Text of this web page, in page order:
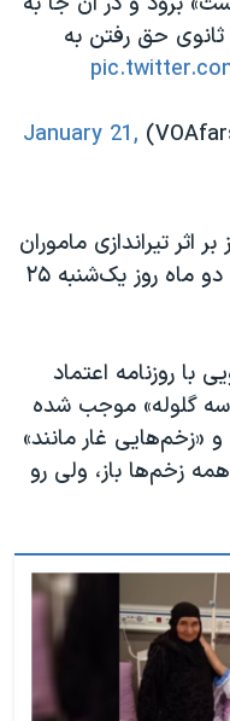
ثانوی حق رفتن به
January 21,
اثر تیراندازی ماموران
با گلوله جنگی از دست داد، پس از دو ماه روز یک‌شنبه ۲۵
با روزنامه اعتماد
گلوله» موجب شده
«زخم‌هایی غار مانند»
زخم‌ها باز، ولی رو